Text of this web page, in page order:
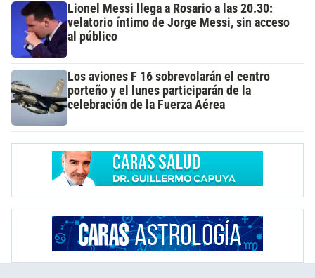
Lionel Messi llega a Rosario a las 20.30:
velatorio íntimo de Jorge Messi, sin acceso
al público
Los aviones F 16 sobrevolarán el centro
porteño y el lunes participarán de la
celebración de la Fuerza Aérea